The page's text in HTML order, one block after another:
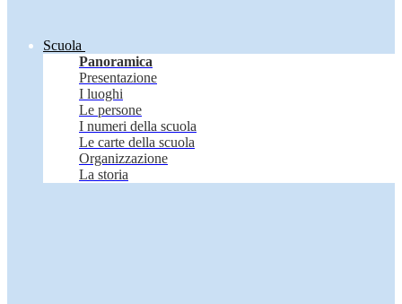
Scuola
Panoramica
Presentazione
I luoghi
Le persone
I numeri della scuola
Le carte della scuola
Organizzazione
La storia